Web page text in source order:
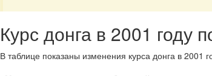
Курс донга в 2001 году
В таблице показаны изменения курса донга в 2001